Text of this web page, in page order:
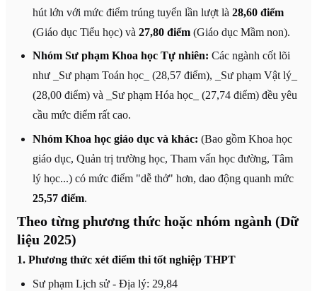
hút lớn với mức điểm trúng tuyển lần lượt là 28,60 điểm
(Giáo dục Tiểu học) và 27,80 điểm(Giáo dục Mầm non).
Nhóm Sư phạm Khoa học Tự nhiên: Các ngành cốt lõi
như _Sư phạm Toán học_ (28,57 điểm), _Sư phạm Vật lý_
(28,00 điểm) và _Sư phạm Hóa học_ (27,74 điểm) đều yêu
cầu mức điểm rất cao.
Nhóm Khoa học giáo dục và khác: (Bao gồm Khoa học
giáo dục, Quản trị trường học, Tham vấn học đường, Tâm
lý học...) có mức điểm "dễ thở" hơn, dao động quanh mức
25,57 điểm.
Theo từng phương thức hoặc nhóm ngành (Dữ
liệu 2025)
1. Phương thức xét điểm thi tốt nghiệp THPT
Sư phạm Lịch sử - Địa lý: 29,84